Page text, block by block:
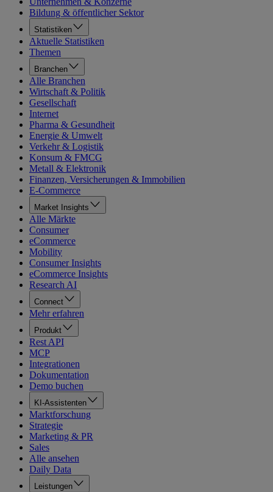
Bildung & öffentlicher Sektor
Statistiken
Aktuelle Statistiken
Themen
Branchen
Alle Branchen
Wirtschaft & Politik
Gesellschaft
Internet
Pharma & Gesundheit
Energie & Umwelt
Verkehr & Logistik
Konsum & FMCG
Metall & Elektronik
Finanzen, Versicherungen & Immobilien
E-Commerce
Market Insights
Alle Märkte
Consumer
eCommerce
Mobility
Consumer Insights
eCommerce Insights
Research AI
Connect
Mehr erfahren
Produkt
Rest API
MCP
Integrationen
Dokumentation
Demo buchen
KI-Assistenten
Marktforschung
Strategie
Marketing & PR
Sales
Alle ansehen
Daily Data
Leistungen